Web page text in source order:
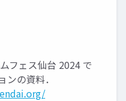
フェス仙台 2024 で
の資料．